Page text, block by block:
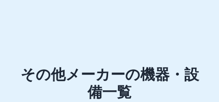
その他メーカーの機器・設
備一覧